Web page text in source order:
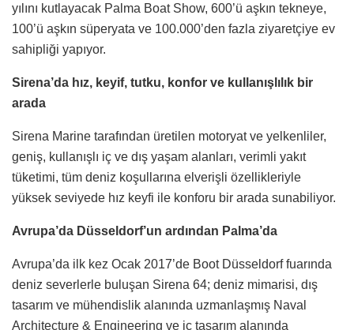
yılını kutlayacak Palma Boat Show, 600’ü aşkın tekneye,
100’ü aşkın süperyata ve 100.000’den fazla ziyaretçiye ev
sahipliği yapıyor.
Sirena’da hız, keyif, tutku, konfor ve kullanışlılık bir
arada
Sirena Marine tarafından üretilen motoryat ve yelkenliler,
geniş, kullanışlı iç ve dış yaşam alanları, verimli yakıt
tüketimi, tüm deniz koşullarına elverişli özellikleriyle
yüksek seviyede hız keyfi ile konforu bir arada sunabiliyor.
Avrupa’da Düsseldorf’un ardından Palma’da
Avrupa’da ilk kez Ocak 2017’de Boot Düsseldorf fuarında
deniz severlerle buluşan Sirena 64; deniz mimarisi, dış
tasarım ve mühendislik alanında uzmanlaşmış Naval
Architecture & Engineering ve iç tasarım alanında